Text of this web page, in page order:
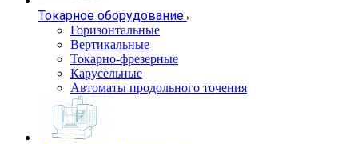
Токарное оборудование
Горизонтальные
Вертикальные
Токарно-фрезерные
Карусельные
Автоматы продольного точения